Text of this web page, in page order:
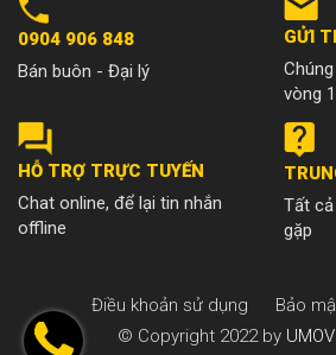
0904 906 848
Bán buôn - Đại lý
GỬI
vòng
HỖ TRỢ TRỰC TUYẾN
Chat online, để lại tin nhắn
offline
Tất
gặp
Điều khoản sử dụng
Bảo
© Copyright 2022 by